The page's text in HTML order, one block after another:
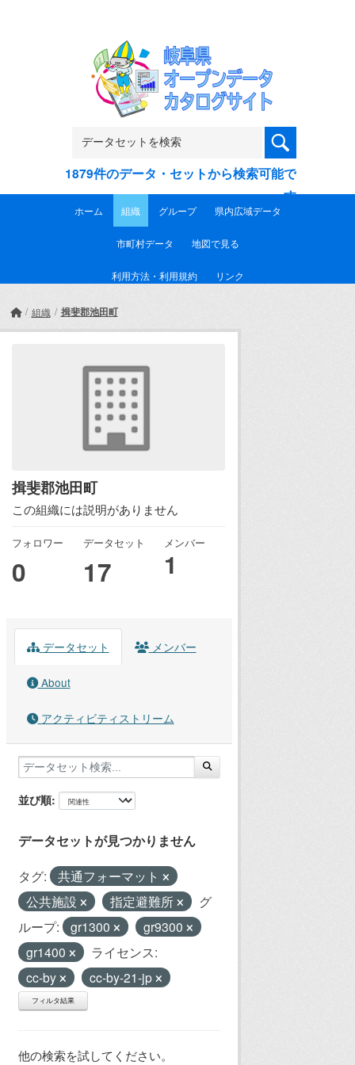
1879件のデータ・セットから検索可能で
す
ホーム 組織 グループ 県内広域データ
市町村データ 地図で見る
利用方法・利用規約 リンク
組織 揖斐郡池田町
揖斐郡池田町
この組織には説明がありません
フォロワー
0
データセット
17
メンバー
1
データセット メンバー
About
アクティビティストリーム
並び順
データセットが見つかりません
タグ:
共通フォーマット
公共施設
指定避難所
グ
ループ:
gr1300
gr9300
gr1400
ライセンス:
cc-by
cc-by-21-jp
フィルタ結果
他の検索を試してください。